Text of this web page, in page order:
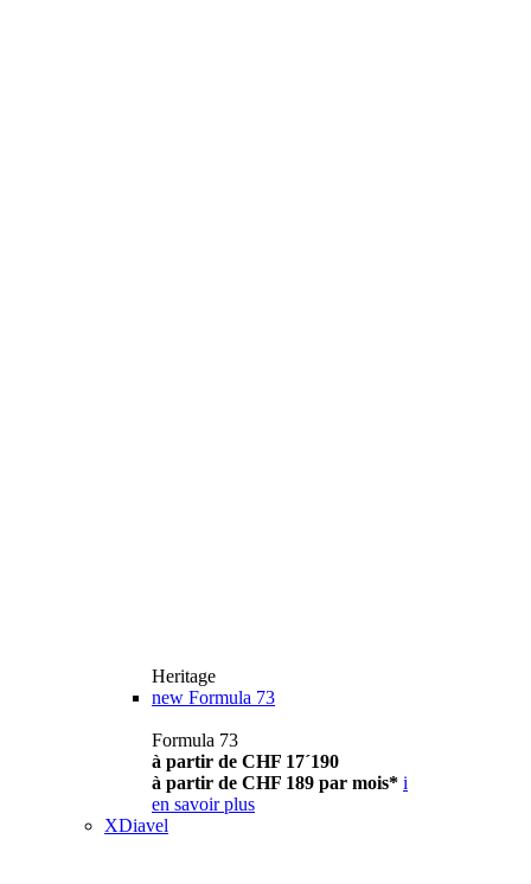
Heritage
new Formula 73
Formula 73
à partir de CHF 17´190
à partir de CHF 189 par mois* i
en savoir plus
XDiavel